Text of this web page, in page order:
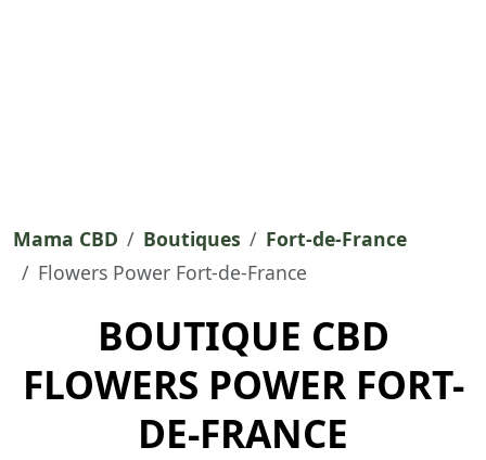
Mama CBD Boutiques
Fort-de-France
Flowers Power Fort-de-France
BOUTIQUE CBD
FLOWERS POWER FORT-
DE-FRANCE